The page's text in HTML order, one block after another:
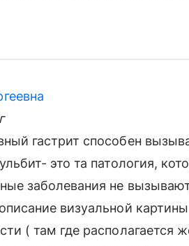
гастрит способен
это та патология,
заболевания не
визуальной
( там где располагается